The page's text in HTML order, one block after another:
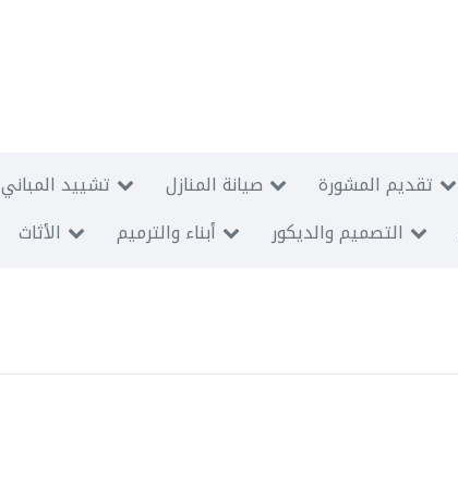
تشييد المباني صيانة المنازل تقديم المشورة
الأثاث أبناء والترميم التصميم والديكور